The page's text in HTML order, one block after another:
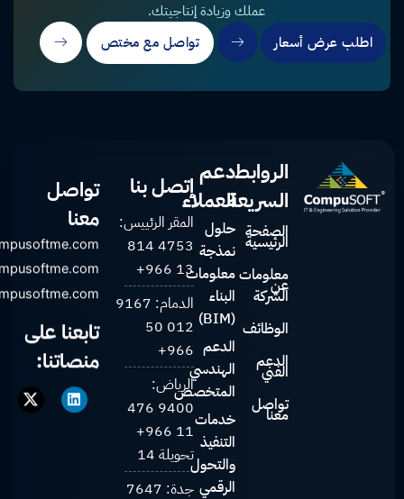
عملك وزيادة إنتاجيتك.
اطلب عرض أسعار
تواصل مع مختص
الروابط
السريعة
الصفحة
الرئيسية
معلومات
عن
الشركة
الوظائف
الدعم
الفني
تواصل
معنا
دعم
العملاء
حلول
نمذجة
معلومات
البناء
(BIM)
الدعم
الهندسي
المتخصص
خدمات
التنفيذ
والتحول
الرقمي
إتصل بنا
المقر الرئييس:
4753 814
13 966+
الدمام: 9167
012 50
966+
الرياض:
9400 476
11 966+
تحويلة 14
جدة: 7647
تواصل
معنا
تابعنا على
منصاتنا:
L
i
n
T
w
i